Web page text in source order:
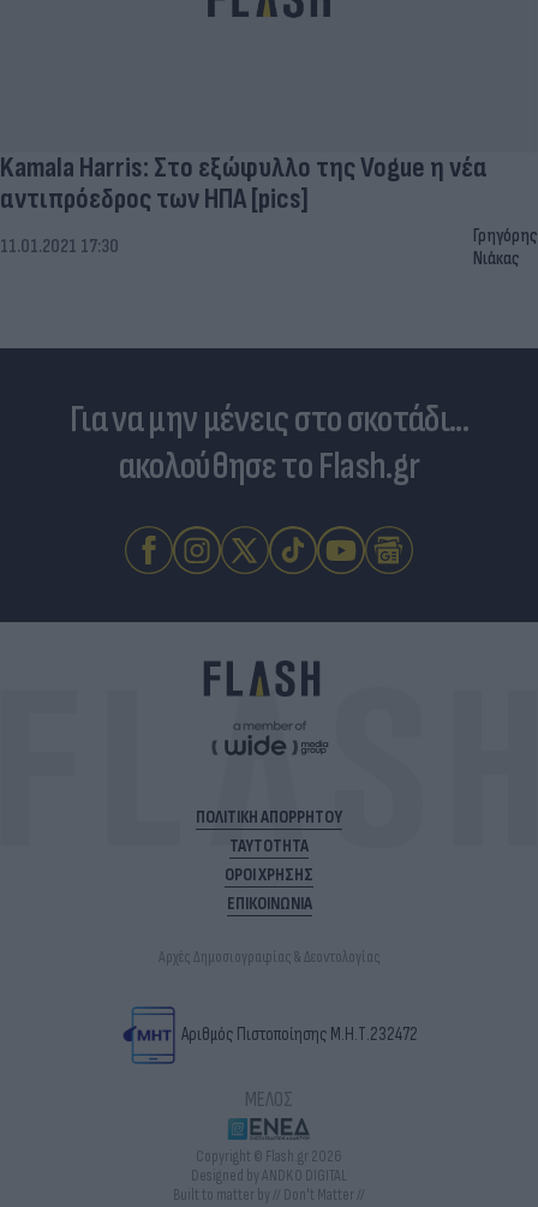
Kamala Harris: Στο εξώφυλλο της Vogue η νέα
αντιπρόεδρος των ΗΠΑ [pics]
11.01.2021 17:30
Γρηγόρης
Νιάκας
Για να μην μένεις στο σκοτάδι...
ακολούθησε το Flash.gr
ΠΟΛΙΤΙΚΗ ΑΠΟΡΡΗΤΟΥ
ΤΑΥΤΟΤΗΤΑ
ΟΡΟΙ ΧΡΗΣΗΣ
ΕΠΙΚΟΙΝΩΝΙΑ
Αρχές Δημοσιογραφίας & Δεοντολογίας
Αριθμός Πιστοποίησης Μ.Η.Τ.232472
ΜΕΛΟΣ
Copyright © Flash.gr 2026
Designed by ANDKO DIGITAL
Built to matter by // Don't Matter //